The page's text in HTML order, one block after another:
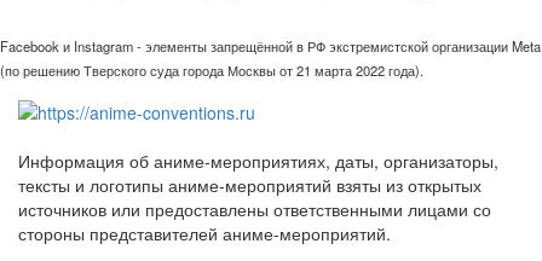
Facebook и Instagram - элементы запрещённой в РФ экстремистской организации Meta
(по решению Тверского суда города Москвы от 21 марта 2022 года).
Информация об аниме-мероприятиях, даты, организаторы,
тексты и логотипы аниме-мероприятий взяты из открытых
источников или предоставлены ответственными лицами со
стороны представителей аниме-мероприятий.